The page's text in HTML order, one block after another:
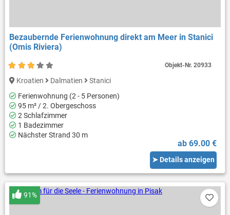
Bezaubernde Ferienwohnung direkt am Meer in Stanici
(Omis Riviera)
Kroatien Dalmatien
Stanici
Ferienwohnung (2 - 5 Personen)
95 m² / 2. Obergeschoss
2 Schlafzimmer
1 Badezimmer
Nächster Strand 30 m
ab 69.00 €
➤ Details anzeigen
Objekt-Nr.20933
91%